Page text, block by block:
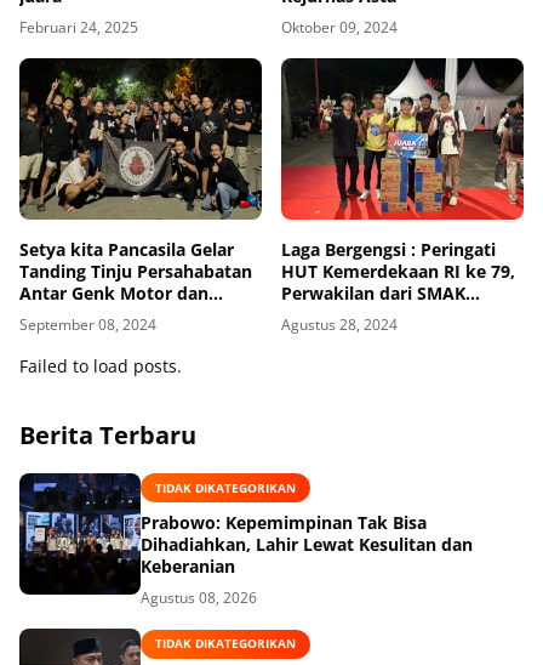
Februari 24, 2025 Oktober 09, 2024
Setya kita Pancasila Gelar
Tanding Tinju Persahabatan
Antar Genk Motor dan
Ormas dengan Mengusung "
Stop Tawuran Benx Street
Figther"
September 08, 2024
Laga Bergengsi : Peringati
HUT Kemerdekaan RI ke 79,
Perwakilan dari SMAK
Frateran Surabaya Raih
Juara 1 Lomba Amikom
Agustus 28, 2024
Failed to load posts.
Berita Terbaru
TIDAK DIKATEGORIKAN
Prabowo: Kepemimpinan Tak Bisa
Dihadiahkan, Lahir Lewat Kesulitan dan
Keberanian
Agustus 08, 2026
TIDAK DIKATEGORIKAN